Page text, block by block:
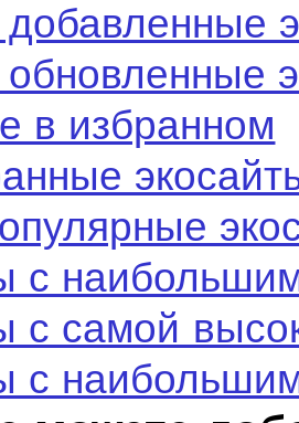
в избранном
с
с самой
с